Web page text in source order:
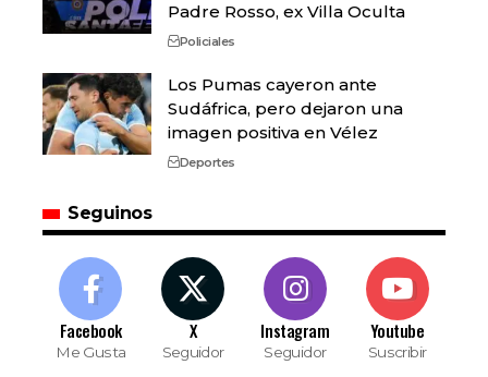
Padre Rosso, ex Villa Oculta
Policiales
Los Pumas cayeron ante
Sudáfrica, pero dejaron una
imagen positiva en Vélez
Deportes
Seguinos
Facebook
Me Gusta
X
Seguidor
Instagram
Seguidor
Youtube
Suscribir